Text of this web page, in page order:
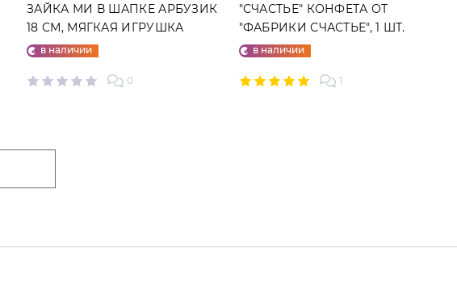
ЗАЙКА МИ В ШАПКЕ АРБУЗИК
18 СМ, МЯГКАЯ ИГРУШКА
в наличии
0
"СЧАСТЬЕ" КОНФЕТА ОТ
"ФАБРИКИ СЧАСТЬЕ", 1 ШТ.
в наличии
1